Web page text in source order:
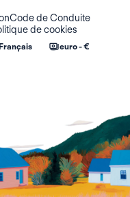
Code de Conduite
de cookies
euro - €